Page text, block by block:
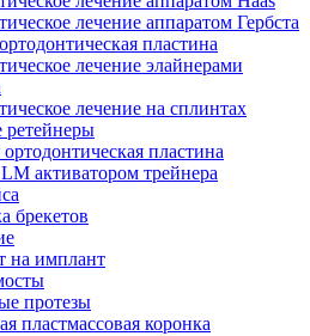
лечение аппаратом Гербста
пластина
лечение элайнерами
лечение на сплинтах
пластина
активатором трейнера
брекетов
на имплант
протезы
пластмассовая коронка